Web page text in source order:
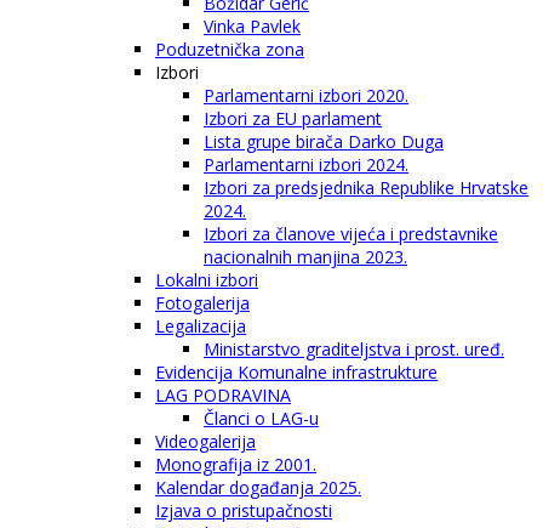
Vinka Pavlek
Poduzetnička zona
Izbori
Parlamentarni izbori 2020.
Izbori za EU parlament
Lista grupe birača Darko Duga
Parlamentarni izbori 2024.
Izbori za predsjednika Republike Hrvatske
2024.
Izbori za članove vijeća i predstavnike
nacionalnih manjina 2023.
Lokalni izbori
Fotogalerija
Legalizacija
Ministarstvo graditeljstva i prost. uređ.
Evidencija Komunalne infrastrukture
LAG PODRAVINA
Članci o LAG-u
Videogalerija
Monografija iz 2001.
Kalendar događanja 2025.
Izjava o pristupačnosti